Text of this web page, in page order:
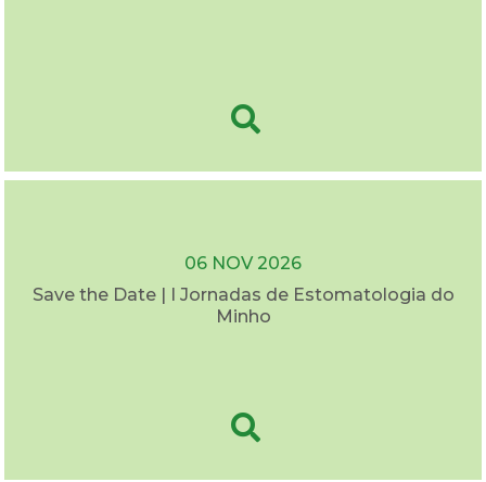
06 NOV 2026
Save the Date | I Jornadas de Estomatologia do
Minho